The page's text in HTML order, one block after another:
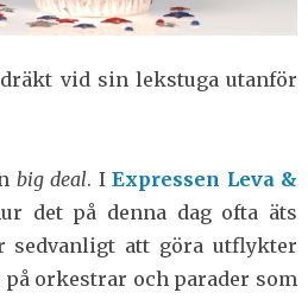
vid sin lekstuga utanför
big deal. IExpressen Leva &
det på denna dag ofta äts
sedvanligt att göra utflykter
orkestrar och parader som